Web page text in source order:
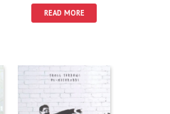
READ MORE